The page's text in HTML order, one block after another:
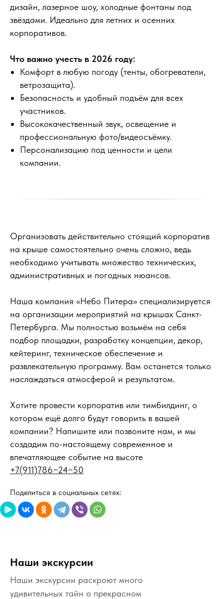
дизайн, лазерное шоу, холодные фонтаны под
звёздами. Идеально для летних и осенних
корпоративов.
Что важно учесть в 2026 году:
Комфорт в любую погоду (тенты, обогреватели,
ветрозащита).
Безопасность и удобный подъём для всех
участников.
Высококачественный звук, освещение и
профессиональную фото/видеосъёмку.
Персонализацию под ценности и цели
компании.
Организовать действительно стоящий корпоратив
на крыше самостоятельно очень сложно, ведь
необходимо учитывать множество технических,
административных и погодных нюансов.
Наша компания «Небо Питера» специализируется
на организации мероприятий на крышах Санкт-
Петербурга. Мы полностью возьмём на себя
подбор площадки, разработку концепции, декор,
кейтеринг, техническое обеспечение и
развлекательную программу. Вам останется только
наслаждаться атмосферой и результатом.
Хотите провести корпоратив или тимбилдинг, о
котором ещё долго будут говорить в вашей
компании? Напишите или позвоните нам, и мы
создадим по-настоящему современное и
впечатляющее событие на высоте
+7(911)786−24−50
Поделиться в социальных сетях:
Наши экскурсии
Наши экскурсии раскроют много
удивительных тайн о прекрасном